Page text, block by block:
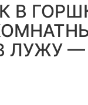
В
ЛУЖУ —